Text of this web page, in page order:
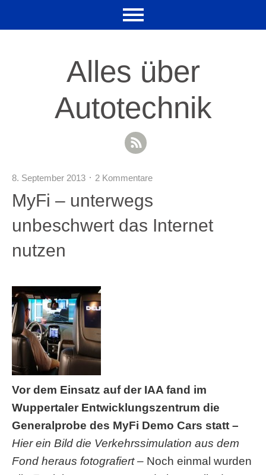
Alles über
Autotechnik
RSS Feed
8. September 2013 2 Kommentare
MyFi – unterwegs
unbeschwert das Internet
nutzen
Vor dem Einsatz auf der IAA fand im
Wuppertaler Entwicklungszentrum die
Generalprobe des MyFi Demo Cars statt –
Hier ein Bild die Verkehrssimulation aus dem
Fond heraus fotografiert – Noch einmal wurden